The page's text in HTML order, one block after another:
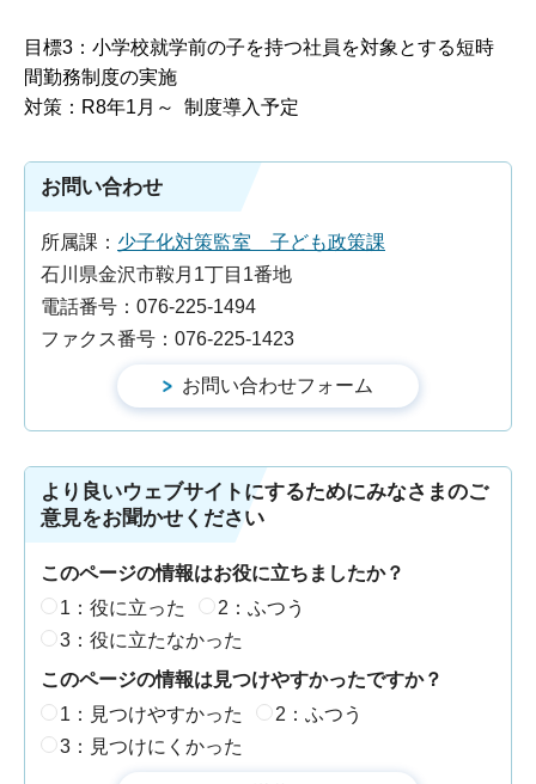
目標3：小学校就学前の子を持つ社員を対象とする短時
間勤務制度の実施
対策：R8年1月～ 制度導入予定
お問い合わせ
所属課： 少子化対策監室 子ども政策課
石川県金沢市鞍月1丁目1番地
電話番号：076-225-1494
ファクス番号：076-225-1423
より良いウェブサイトにするためにみなさまのご
意見をお聞かせください
このページの情報はお役に立ちましたか？
1：役に立った
2：ふつう
3：役に立たなかった
このページの情報は見つけやすかったですか？
1：見つけやすかった
2：ふつう
3：見つけにくかった